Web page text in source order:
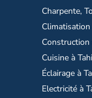
Charpente,
Climatisation
Cuisine à
Éclairage à
Electricité à